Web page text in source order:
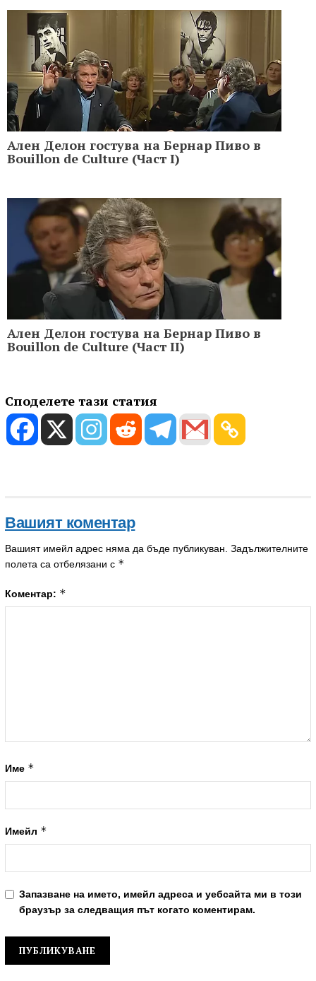
Ален Делон гостува на Бернар Пиво в
Bouillon de Culture (Част I)
Ален Делон гостува на Бернар Пиво в
Bouillon de Culture (Част II)
Споделете тази статия
Вашият коментар
Вашият имейл адрес няма да бъде публикуван. Задължителните
полета са отбелязани с *
Коментар: *
Име *
Имейл *
Запазване на името, имейл адреса и уебсайта ми в този
браузър за следващия път когато коментирам.